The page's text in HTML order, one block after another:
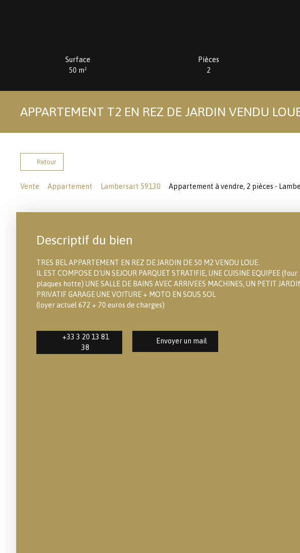
Surface
50 m²
Pièces
2
APPARTEMENT T2 EN REZ DE JARDIN VENDU
Retour
Vente Appartement Lambersart 59130 Appartement à vendre, 2 pièces -
Descriptif du bien
TRES BEL APPARTEMENT EN REZ DE JARDIN DE 50 M2 VENDU LOUE.
IL EST COMPOSE D'UN SEJOUR PARQUET STRATIFIE, UNE CUISINE EQUIPEE (four
plaques hotte) UNE SALLE DE BAINS AVEC ARRIVEES MACHINES, UN PETIT
PRIVATIF GARAGE UNE VOITURE + MOTO EN SOUS SOL
(loyer actuel 672 + 70 euros de charges)
+33 3 20 13 81
38
Envoyer un mail